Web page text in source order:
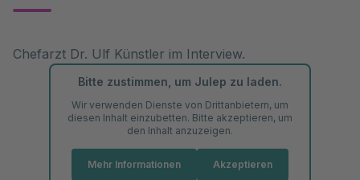
Chefarzt Dr. Ulf Künstler im Interview.
Bitte zustimmen, um Julep zu laden.
Wir verwenden Dienste von Drittanbietern, um
diesen Inhalt einzubetten. Bitte akzeptieren, um
den Inhalt anzuzeigen.
Mehr Informationen Akzeptieren